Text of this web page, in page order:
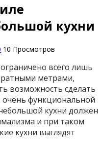
кухни
10 Просмотров
всего лишь
метрами,
возможность сделать
функциональной
кухни должен
и при таком
кухни выглядят